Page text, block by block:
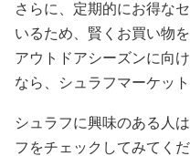
さらに、定期的にお得な
いるため、賢くお買い物
アウトドアシーズンに向
なら、シュラフマーケット
シュラフに興味のある人
フをチェックしてみてくだ